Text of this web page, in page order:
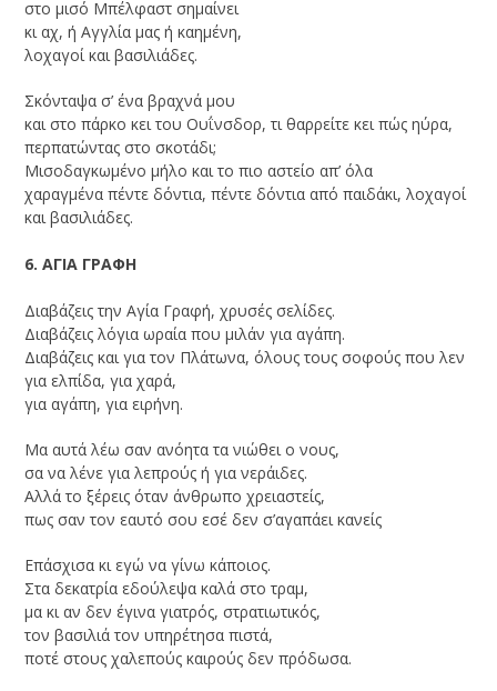
στο μισό Μπέλφαστ σημαίνει
κι αχ, ή Αγγλία μας ή καημένη,
λοχαγοί και βασιλιάδες.
Σκόνταψα σ’ ένα βραχνά μου
και στο πάρκο κει του Ουΐνσδορ, τι θαρρείτε κει πώς ηύρα,
περπατώντας στο σκοτάδι;
Μισοδαγκωμένο μήλο και το πιο αστείο απ’ όλα
χαραγμένα πέντε δόντια, πέντε δόντια από παιδάκι, λοχαγοί
και βασιλιάδες.
6. ΑΓΙΑ ΓΡΑΦΗ
Διαβάζεις την Αγία Γραφή, χρυσές σελίδες.
Διαβάζεις λόγια ωραία που μιλάν για αγάπη.
Διαβάζεις και για τον Πλάτωνα, όλους τους σοφούς που λεν
για ελπίδα, για χαρά,
για αγάπη, για ειρήνη.
Μα αυτά λέω σαν ανόητα τα νιώθει ο νους,
σα να λένε για λεπρούς ή για νεράιδες.
Αλλά το ξέρεις όταν άνθρωπο χρειαστείς,
πως σαν τον εαυτό σου εσέ δεν σ’αγαπάει κανείς
Επάσχισα κι εγώ να γίνω κάποιος.
Στα δεκατρία εδούλεψα καλά στο τραμ,
μα κι αν δεν έγινα γιατρός, στρατιωτικός,
τον βασιλιά τον υπηρέτησα πιστά,
ποτέ στους χαλεπούς καιρούς δεν πρόδωσα.